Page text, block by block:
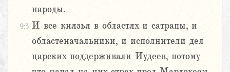
народы.
9:3 И все князья в областях и сатрапы, и
областеначальники, и исполнители дел
царских поддерживали Иудеев, потому